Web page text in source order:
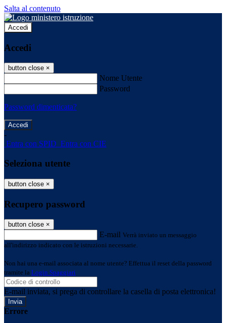
Salta al contenuto
Accedi
Accedi
button close ×
Nome Utente
Password
Password dimenticata?
-
Entra con SPID Entra con CIE
Seleziona utente
button close ×
Recupero password
button close ×
E-mail Verrà inviato un messaggio
all'indirizzo indicato con le istruzioni necessarie.
Non hai una e-mail associata al nome utente? Effettua il reset della password
tramite la Login Spaggiari
E-mail inviata, si prega di controllare la casella di posta elettronica!
Errore